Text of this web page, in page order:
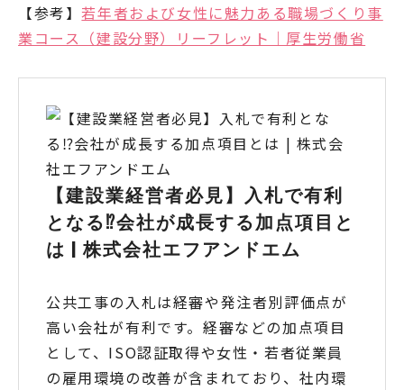
【参考】若年者および女性に魅力ある職場づくり事
業コース（建設分野）リーフレット｜厚生労働省
【建設業経営者必見】入札で有利
となる⁉会社が成長する加点項目と
は | 株式会社エフアンドエム
公共工事の入札は経審や発注者別評価点が
高い会社が有利です。経審などの加点項目
として、ISO認証取得や女性・若者従業員
の雇用環境の改善が含まれており、社内環